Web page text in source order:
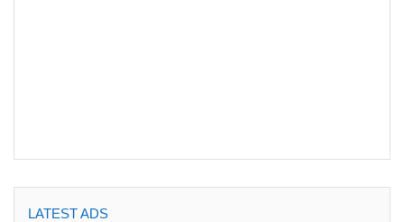
LATEST ADS